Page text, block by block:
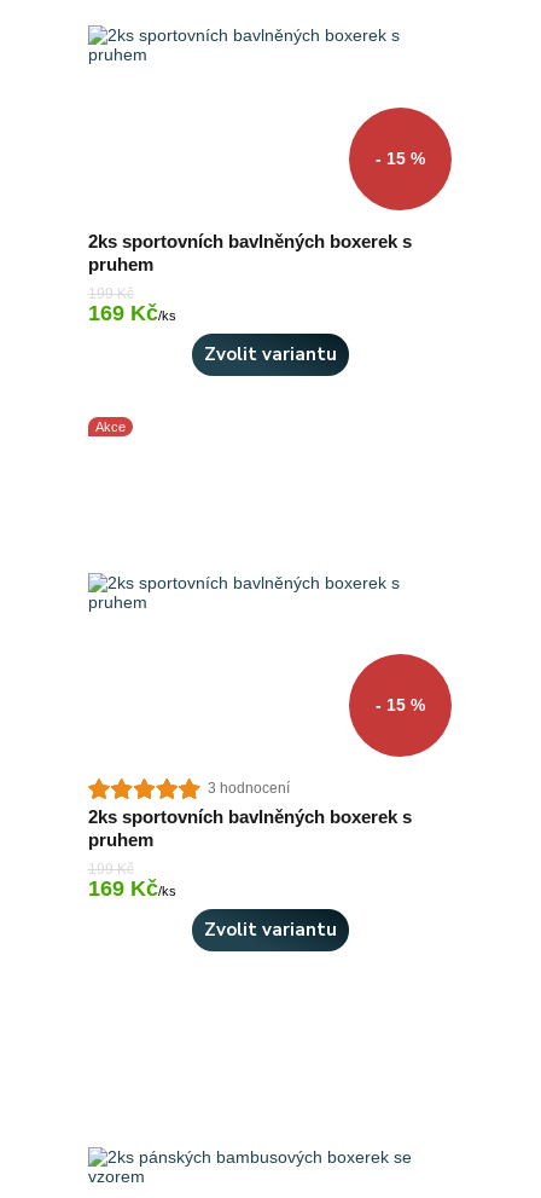
- 15 %
2ks sportovních bavlněných boxerek s
pruhem
199 Kč
169 Kč/ks
Zvolit variantu
Akce
- 15 %
3 hodnocení
2ks sportovních bavlněných boxerek s
pruhem
199 Kč
169 Kč/ks
Zvolit variantu